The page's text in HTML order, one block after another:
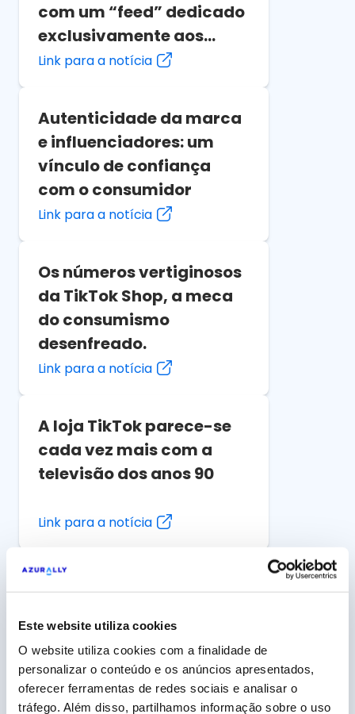
Este website utiliza cookies
O website utiliza cookies com a finalidade de
personalizar o conteúdo e os anúncios apresentados,
oferecer ferramentas de redes sociais e analisar o
tráfego. Além disso, partilhamos informação sobre o uso
com um “feed” dedicado
exclusivamente aos
amigos
Link para a notícia
Autenticidade da marca
e influenciadores: um
vínculo de confiança
com o consumidor
Link para a notícia
Os números vertiginosos
da TikTok Shop, a meca
do consumismo
desenfreado.
Link para a notícia
A loja TikTok parece-se
cada vez mais com a
televisão dos anos 90
Link para a notícia
O Instagram melhora o
competir com o TikTok
Link para a notícia